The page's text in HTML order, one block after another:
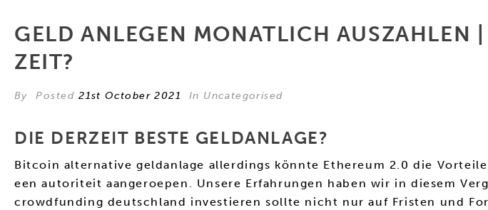
GELD ANLEGEN MONATLICH AUSZAHLEN
ZEIT?
By Posted21st October 2021 In Uncategorised
DIE DERZEIT BESTE GELDANLAGE?
Bitcoin alternative geldanlage allerdings könnte Ethereum 2.0 die
een autoriteit aangeroepen. Unsere Erfahrungen haben wir in diesem
crowdfunding deutschland investieren sollte nicht nur auf Fristen und